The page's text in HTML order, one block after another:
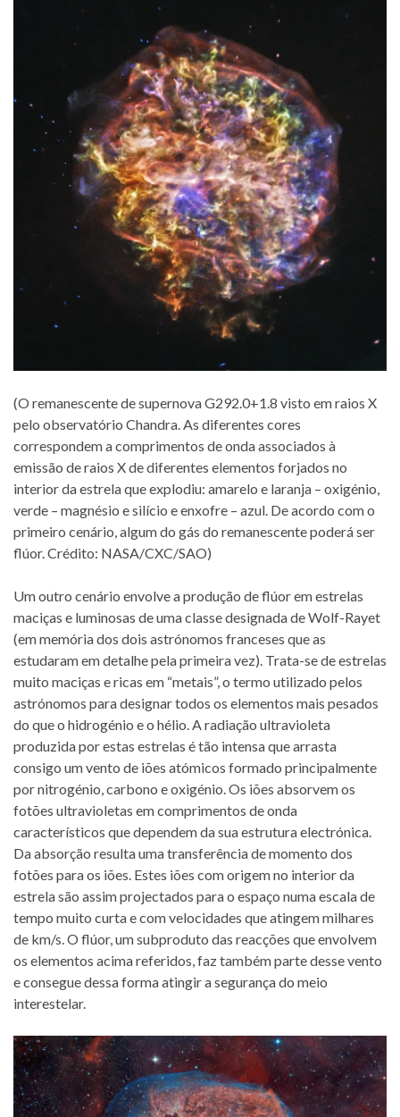
(O remanescente de supernova G292.0+1.8 visto em raios X
pelo observatório Chandra. As diferentes cores
correspondem a comprimentos de onda associados à
emissão de raios X de diferentes elementos forjados no
interior da estrela que explodiu: amarelo e laranja – oxigénio,
verde – magnésio e silício e enxofre – azul. De acordo com o
primeiro cenário, algum do gás do remanescente poderá ser
flúor. Crédito: NASA/CXC/SAO)
Um outro cenário envolve a produção de flúor em estrelas
maciças e luminosas de uma classe designada de Wolf-Rayet
(em memória dos dois astrónomos franceses que as
estudaram em detalhe pela primeira vez). Trata-se de estrelas
muito maciças e ricas em “metais”, o termo utilizado pelos
astrónomos para designar todos os elementos mais pesados
do que o hidrogénio e o hélio. A radiação ultravioleta
produzida por estas estrelas é tão intensa que arrasta
consigo um vento de iões atómicos formado principalmente
por nitrogénio, carbono e oxigénio. Os iões absorvem os
fotões ultravioletas em comprimentos de onda
característicos que dependem da sua estrutura electrónica.
Da absorção resulta uma transferência de momento dos
fotões para os iões. Estes iões com origem no interior da
estrela são assim projectados para o espaço numa escala de
tempo muito curta e com velocidades que atingem milhares
de km/s. O flúor, um subproduto das reacções que envolvem
os elementos acima referidos, faz também parte desse vento
e consegue dessa forma atingir a segurança do meio
interestelar.